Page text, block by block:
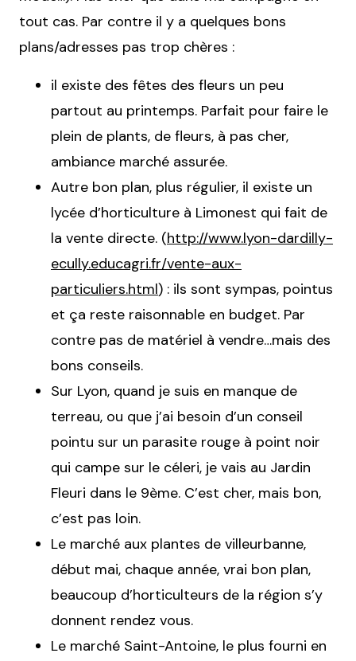
tout cas. Par contre il y a quelques bons
plans/adresses pas trop chères :
il existe des fêtes des fleurs un peu
partout au printemps. Parfait pour faire le
plein de plants, de fleurs, à pas cher,
ambiance marché assurée.
Autre bon plan, plus régulier, il existe un
lycée d’horticulture à Limonest qui fait de
la vente directe. (http://www.lyon-dardilly-
ecully.educagri.fr/vente-aux-
particuliers.html) : ils sont sympas, pointus
et ça reste raisonnable en budget. Par
contre pas de matériel à vendre…mais des
bons conseils.
Sur Lyon, quand je suis en manque de
terreau, ou que j’ai besoin d’un conseil
pointu sur un parasite rouge à point noir
qui campe sur le céleri, je vais au Jardin
Fleuri dans le 9ème. C’est cher, mais bon,
c’est pas loin.
Le marché aux plantes de villeurbanne,
début mai, chaque année, vrai bon plan,
beaucoup d’horticulteurs de la région s’y
donnent rendez vous.
Le marché Saint-Antoine, le plus fourni en